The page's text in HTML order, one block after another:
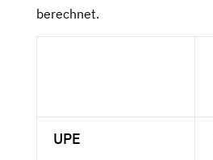
berechnet.
UPE